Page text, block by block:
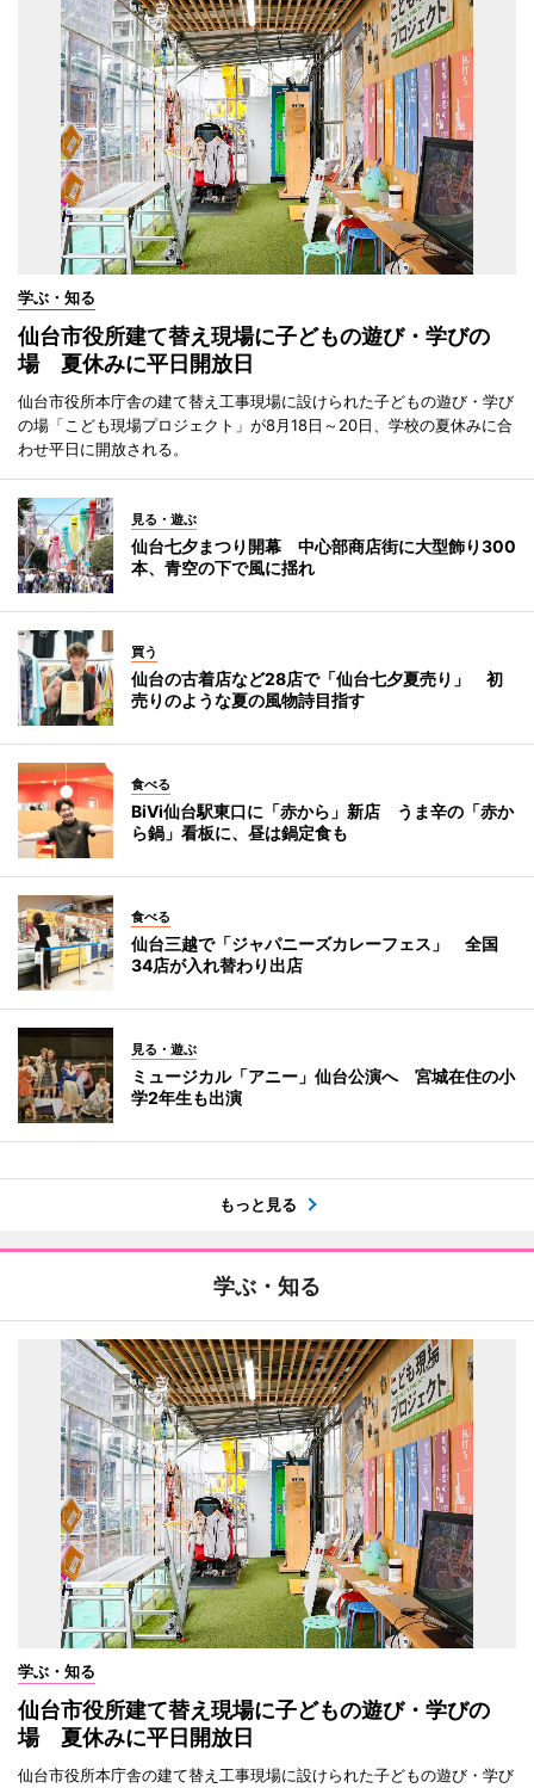
学ぶ・知る
仙台市役所建て替え現場に子どもの遊び・学びの
場 夏休みに平日開放日
仙台市役所本庁舎の建て替え工事現場に設けられた子どもの遊び・学び
の場「こども現場プロジェクト」が8月18日～20日、学校の夏休みに合
わせ平日に開放される。
見る・遊ぶ
仙台七夕まつり開幕 中心部商店街に大型飾り300
本、青空の下で風に揺れ
買う
仙台の古着店など28店で「仙台七夕夏売り」 初
売りのような夏の風物詩目指す
食べる
BiVi仙台駅東口に「赤から」新店 うま辛の「赤か
ら鍋」看板に、昼は鍋定食も
食べる
仙台三越で「ジャパニーズカレーフェス」 全国
34店が入れ替わり出店
見る・遊ぶ
ミュージカル「アニー」仙台公演へ 宮城在住の小
学2年生も出演
もっと見る
学ぶ・知る
学ぶ・知る
仙台市役所建て替え現場に子どもの遊び・学びの
場 夏休みに平日開放日
仙台市役所本庁舎の建て替え工事現場に設けられた子どもの遊び・学び